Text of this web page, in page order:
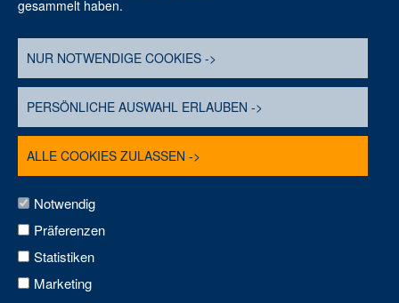
gesammelt haben.
NUR NOTWENDIGE COOKIES ->
PERSÖNLICHE AUSWAHL ERLAUBEN ->
ALLE COOKIES ZULASSEN ->
Notwendig
Präferenzen
Statistiken
Marketing
Haus der Braunschweigischen Stiftung
Löwenwall 16
38100 Braunschweig
Telefon: 0531. 7 07 42-0
E-Mail: info@sbk.niedersachsen.de
© Stiftung Braunschweigischer Kulturbesitz
Sitemap
Impressum